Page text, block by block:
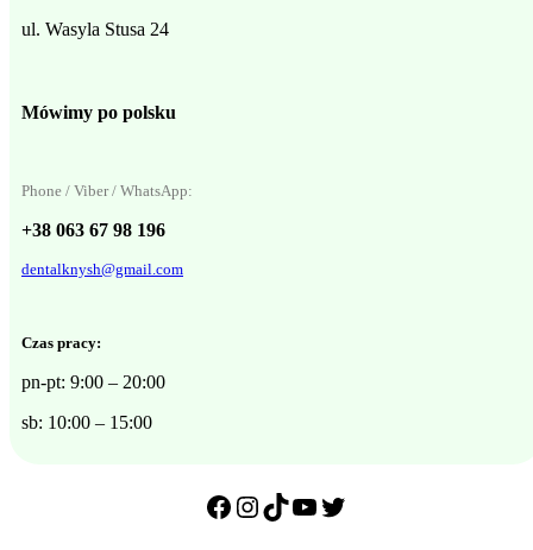
ul. Wasyla Stusa 24
Mówimy po polsku
Phone / Viber / WhatsApp:
+38 063 67 98 196
dentalknysh@gmail.com
Czas pracy:
pn-pt: 9:00 – 20:00
sb: 10:00 – 15:00
Facebook
Instagram
TikTok
YouTube
Twitter